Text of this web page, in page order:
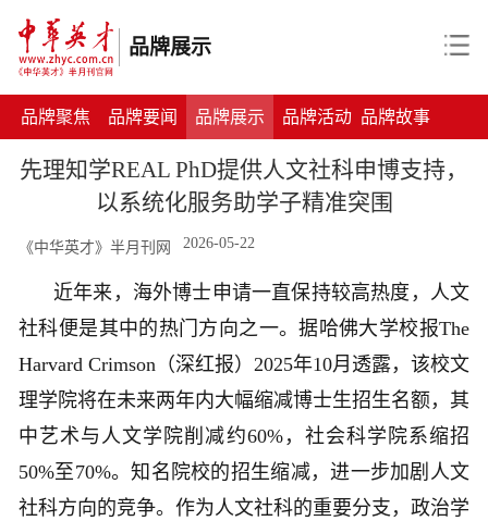
品牌展示
品牌聚焦 品牌要闻 品牌展示 品牌活动 品牌故事
先理知学REAL PhD提供人文社科申博支持，
以系统化服务助学子精准突围
《中华英才》半月刊网 2026-05-22
近年来，海外博士申请一直保持较高热度，人文
社科便是其中的热门方向之一。据哈佛大学校报The
Harvard Crimson（深红报）2025年10月透露，该校文
理学院将在未来两年内大幅缩减博士生招生名额，其
中艺术与人文学院削减约60%，社会科学院系缩招
50%至70%。知名院校的招生缩减，进一步加剧人文
社科方向的竞争。作为人文社科的重要分支，政治学